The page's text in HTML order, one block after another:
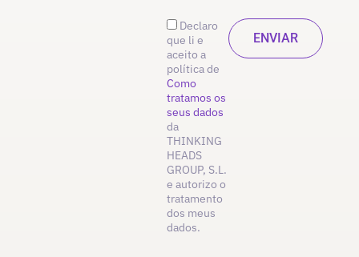
Declaro
que li e
aceito a
política de
Como
tratamos os
seus dados
da
THINKING
HEADS
GROUP, S.L.
e autorizo o
tratamento
dos meus
dados.